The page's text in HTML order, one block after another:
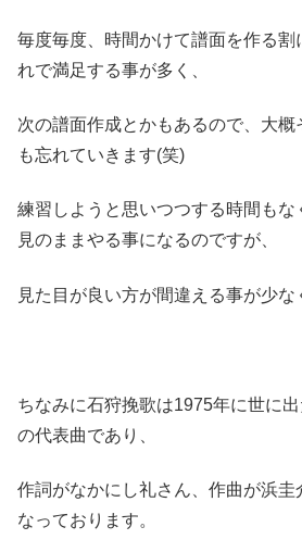
毎度毎度、時間かけて譜面を作る割
れで満足する事が多く、
次の譜面作成とかもあるので、大
も忘れていきます(笑)
練習しようと思いつつする時間もな
見のままやる事になるのですが、
見た目が良い方が間違える事が少
ちなみに石狩挽歌は1975年に世に
の代表曲であり、
作詞がなかにし礼さん、作曲が浜圭
なっております。